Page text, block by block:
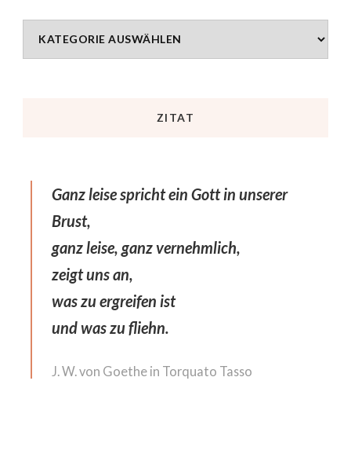
ZITAT
Ganz leise spricht ein Gott in unserer
Brust,
ganz leise, ganz vernehmlich,
zeigt uns an,
was zu ergreifen ist
und was zu fliehn.
J. W. von Goethe in Torquato Tasso